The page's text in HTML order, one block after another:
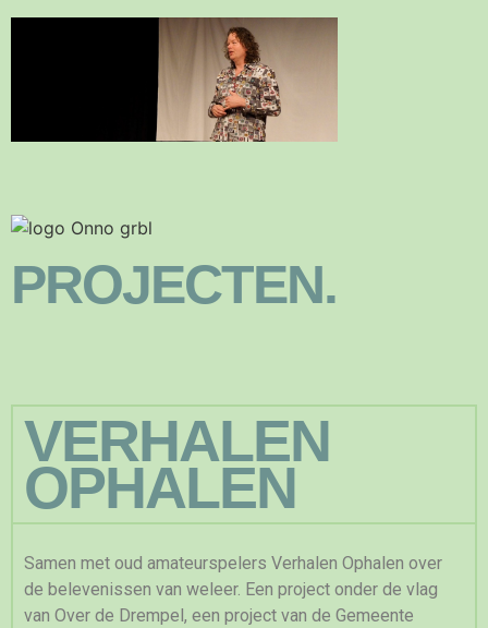
PROJECTEN.
VERHALEN
OPHALEN
Samen met oud amateurspelers Verhalen Ophalen over
de belevenissen van weleer. Een project onder de vlag
van Over de Drempel, een project van de Gemeente